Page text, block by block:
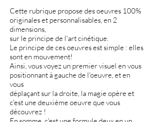
Cette rubrique propose des oeuvres 100%
originales et personnalisables, en 2
dimensions,
sur le principe de l'art cinétique.
Le principe de ces oeuvres est simple : elles
sont en mouvement!
Ainsi, vous voyez un premier visuel en vous
positionnant à gauche de l'oeuvre, et en
vous
déplaçant sur la droite, la magie opère et
c'est une deuxième oeuvre que vous
découvrez !